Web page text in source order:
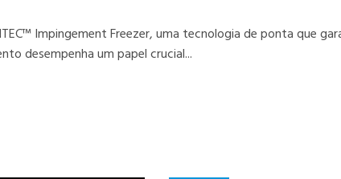
Impingement Freezer, uma tecnologia de ponta que
desempenha um papel crucial...